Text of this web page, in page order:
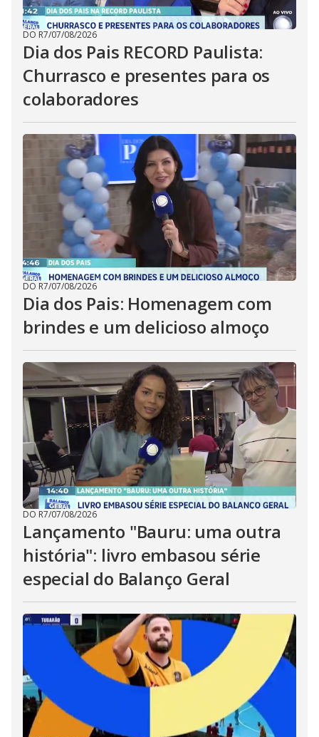
DO R7/07/08/2026
Dia dos Pais RECORD Paulista:
Churrasco e presentes para os
colaboradores
DO R7/07/08/2026
Dia dos Pais: Homenagem com
brindes e um delicioso almoço
DO R7/07/08/2026
Lançamento "Bauru: uma outra
história": livro embasou série
especial do Balanço Geral